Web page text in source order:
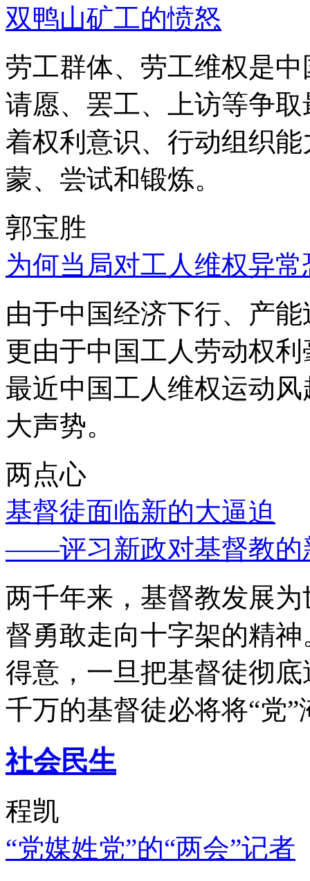
双鸭山矿工的愤怒
劳工群体、劳工维权是
请愿、罢工、上访等争
着权利意识、行动组织
蒙、尝试和锻炼。
郭宝胜
为何当局对工人维权异
由于中国经济下行、产
更由于中国工人劳动权
最近中国工人维权运动
大声势。
两点心
基督徒面临新的大逼迫
——评习新政对基督教的
两千年来，基督教发展
督勇敢走向十字架的精
得意，一旦把基督徒彻
千万的基督徒必将将“党”
社会民生
程凯
“党媒姓党”的“两会”记者